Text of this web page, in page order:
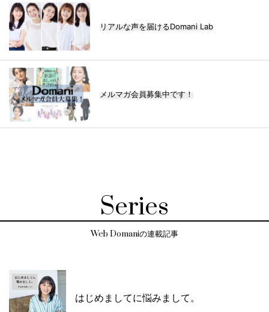
リアルな声を届けるDomani Lab
メルマガ会員募集中です！
Series
Web Domaniの連載記事
はじめましてに悩みまして。